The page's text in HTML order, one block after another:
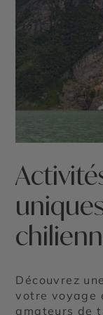
Découvrez
votre voyage
amateurs de